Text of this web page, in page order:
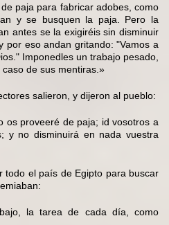
paja para fabricar adobes, como
y se busquen la paja. Pero la
antes se la exigiréis sin disminuir
por eso andan gritando: "Vamos a
Imponedles un trabajo pesado,
de sus mentiras.»
salieron, y dijeron al pueblo:
os proveeré de paja; id vosotros a
y no disminuirá en nada vuestra
todo el país de Egipto para buscar
la tarea de cada día, como